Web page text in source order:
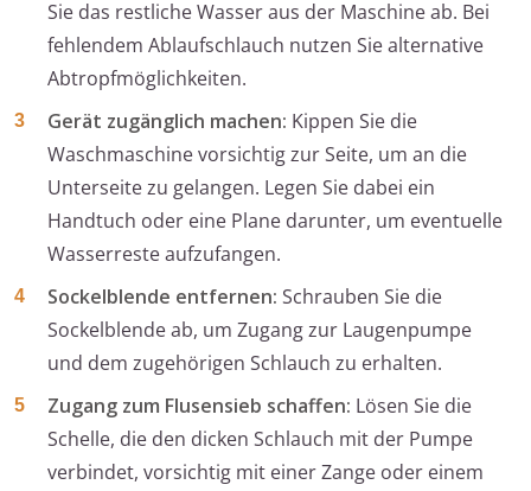
Sie das restliche Wasser aus der Maschine ab. Bei
fehlendem Ablaufschlauch nutzen Sie alternative
Abtropfmöglichkeiten.
Gerät zugänglich machen: Kippen Sie die
Waschmaschine vorsichtig zur Seite, um an die
Unterseite zu gelangen. Legen Sie dabei ein
Handtuch oder eine Plane darunter, um eventuelle
Wasserreste aufzufangen.
Sockelblende entfernen: Schrauben Sie die
Sockelblende ab, um Zugang zur Laugenpumpe
und dem zugehörigen Schlauch zu erhalten.
Zugang zum Flusensieb schaffen: Lösen Sie die
Schelle, die den dicken Schlauch mit der Pumpe
verbindet, vorsichtig mit einer Zange oder einem